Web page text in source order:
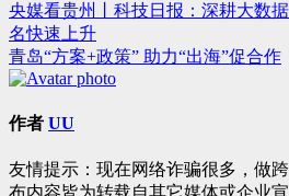
文
章
导
航
央媒看贵州丨科技日报：深耕大数
名快速上升
青岛“方案+政策” 助力“出海”促合作
作者 UU
友情提示：现在网络诈骗很多，做
布内容皆为转载自其它媒体或企业